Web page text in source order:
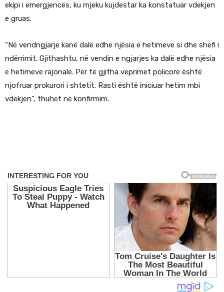
ekipi i emergjencës, ku mjeku kujdestar ka konstatuar vdekjen
e gruas.
“Në vendngjarje kanë dalë edhe njësia e hetimeve si dhe shefi i
ndërrimit. Gjithashtu, në vendin e ngjarjes ka dalë edhe njësia
e hetimeve rajonale. Për të gjitha veprimet policore është
njofruar prokurori i shtetit. Rasti është iniciuar hetim mbi
vdekjen”, thuhet në konfirmim.